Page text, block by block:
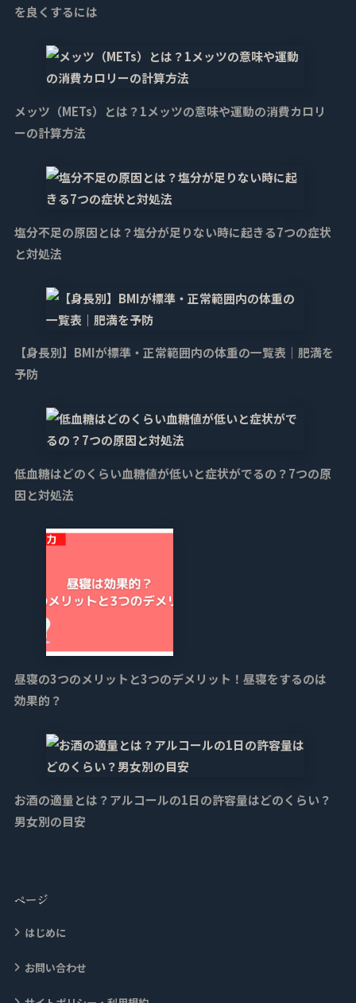
を良くするには
メッツ（METs）とは？1メッツの意味や運動の消費カロリ
ーの計算方法
塩分不足の原因とは？塩分が足りない時に起きる7つの症状
と対処法
【身長別】BMIが標準・正常範囲内の体重の一覧表｜肥満を
予防
低血糖はどのくらい血糖値が低いと症状がでるの？7つの原
因と対処法
昼寝の3つのメリットと3つのデメリット！昼寝をするのは
効果的？
お酒の適量とは？アルコールの1日の許容量はどのくらい？
男女別の目安
ページ
はじめに
お問い合わせ